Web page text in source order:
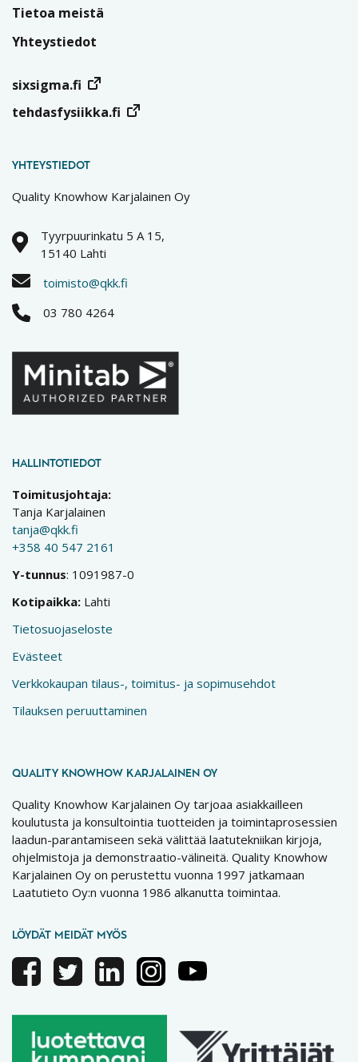
Tietoa meistä
Yhteystiedot
sixsigma.fi
tehdasfysiikka.fi
YHTEYSTIEDOT
Quality Knowhow Karjalainen Oy
Tyyrpuurinkatu 5 A 15,
15140 Lahti
toimisto@qkk.fi
03 780 4264
HALLINTOTIEDOT
Toimitusjohtaja:
Tanja Karjalainen
tanja@qkk.fi
+358 40 547 2161
Y-tunnus: 1091987-0
Kotipaikka: Lahti
Tietosuojaseloste
Evästeet
Verkkokaupan tilaus-, toimitus- ja sopimusehdot
Tilauksen peruuttaminen
QUALITY KNOWHOW KARJALAINEN OY
Quality Knowhow Karjalainen Oy tarjoaa asiakkailleen
koulutusta ja konsultointia tuotteiden ja toimintaprosessien
laadun-parantamiseen sekä välittää laatutekniikan kirjoja,
ohjelmistoja ja demonstraatio-välineitä. Quality Knowhow
Karjalainen Oy on perustettu vuonna 1997 jatkamaan
Laatutieto Oy:n vuonna 1986 alkanutta toimintaa.
LÖYDÄT MEIDÄT MYÖS
FacebookTwitterLinkedinInstagramYoutube